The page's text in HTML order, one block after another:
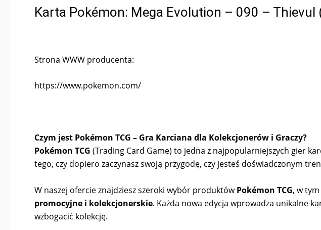
Karta Pokémon: Mega Evolution – 090 – Thievul
Strona WWW producenta:
https://www.pokemon.com/
Czym jest Pokémon TCG – Gra Karciana dla Kolekcjonerów i Graczy?
Pokémon TCG (Trading Card Game) to jedna z najpopularniejszych gier
tego, czy dopiero zaczynasz swoją przygodę, czy jesteś doświadczonym
W naszej ofercie znajdziesz szeroki wybór produktówPokémon TCG, w tym
promocyjne i kolekcjonerskie. Każda nowa edycja wprowadza unikalne
wzbogacić kolekcję.